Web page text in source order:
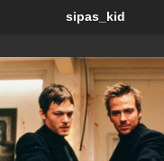
sipas_kid